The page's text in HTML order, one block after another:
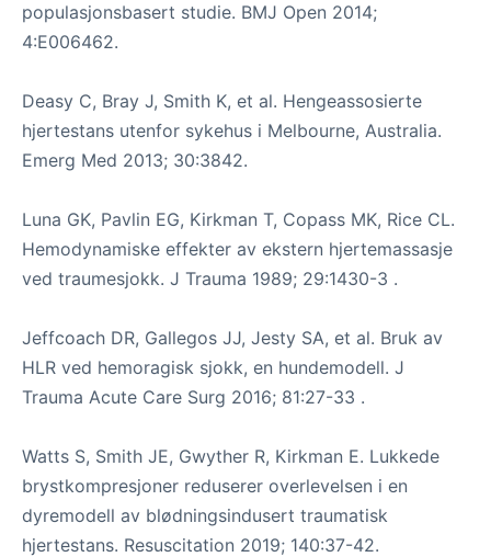
populasjonsbasert studie. BMJ Open 2014;
4:E006462.
Deasy C, Bray J, Smith K, et al. Hengeassosierte
hjertestans utenfor sykehus i Melbourne, Australia.
Emerg Med 2013; 30:3842.
Luna GK, Pavlin EG, Kirkman T, Copass MK, Rice CL.
Hemodynamiske effekter av ekstern hjertemassasje
ved traumesjokk. J Trauma 1989; 29:1430-3 .
Jeffcoach DR, Gallegos JJ, Jesty SA, et al. Bruk av
HLR ved hemoragisk sjokk, en hundemodell. J
Trauma Acute Care Surg 2016; 81:27-33 .
Watts S, Smith JE, Gwyther R, Kirkman E. Lukkede
brystkompresjoner reduserer overlevelsen i en
dyremodell av blødningsindusert traumatisk
hjertestans. Resuscitation 2019; 140:37-42.